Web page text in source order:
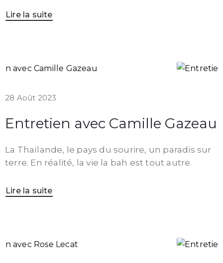
Lire la suite
28 Août 2023
Entretien avec Camille Gazeau
La Thaïlande, le pays du sourire, un paradis sur
terre. En réalité, la vie la bah est tout autre.
Lire la suite